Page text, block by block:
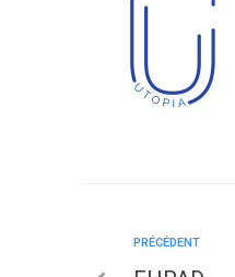
PRÉCÉDENT